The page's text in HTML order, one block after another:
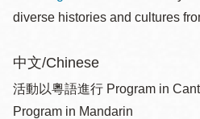
diverse histories and cultures
中文/Chinese
活動以粵語進行 Program in
Program in Mandarin